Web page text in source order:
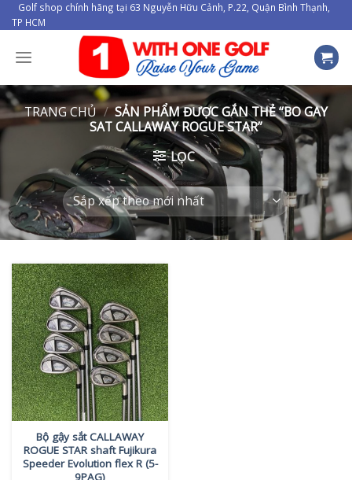
Skip
to
content
Golf shop chính hãng tại 63 Nguyễn Hữu Cảnh, P.22, Quận Bình Thạnh,
TP HCM
TRANG CHỦ / SẢN PHẨM ĐƯỢC GẮN THẺ “BO GAY
SAT CALLAWAY ROGUE STAR”
LỌC
Bộ gậy sắt CALLAWAY
ROGUE STAR shaft Fujikura
Speeder Evolution flex R (5-
9PAG)